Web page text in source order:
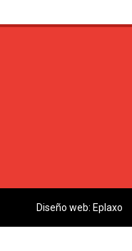
Diseño web: Eplaxo